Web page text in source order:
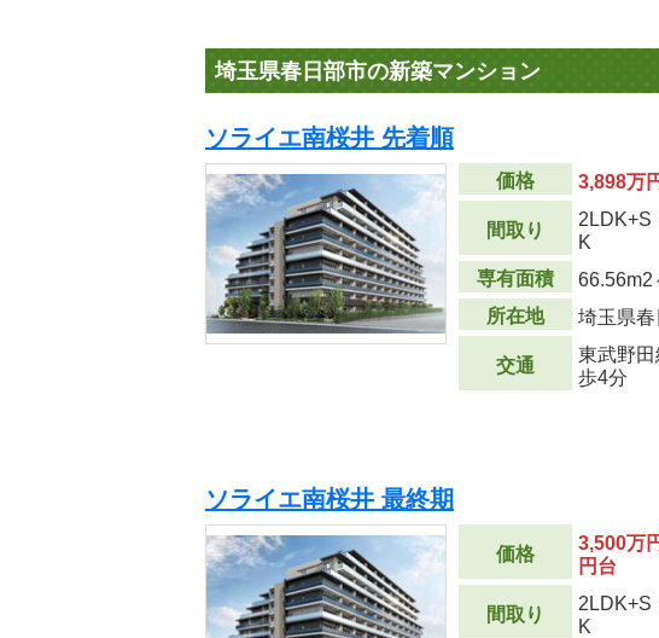
埼玉県春日部市の新築マンション
ソライエ南桜井 先着順
価格 3,898万
間取り
2LDK+S
K
専有面積
66.56m2
所在地
埼玉県
交通
東武野田
歩4分
ソライエ南桜井 最終期
価格
3,500万
円台
間取り
2LDK+S
K